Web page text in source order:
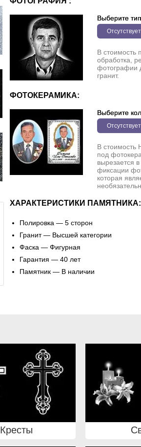
Выберите тип
Отсутствует
В стоимость
обработка,
фотографии
гранит.
ФОТОКЕРАМИКА:
Выберите
Отсутствует
В стоимость
под
вырезается
фиксации
которая
ХАРАКТЕРИСТИКИ ПАМЯТНИКА:
Полировка — 5 сторон
Гранит — Высшей категории
Фаска — Фигурная
Гарантия — 40 лет
Памятник — В наличии
Кресты